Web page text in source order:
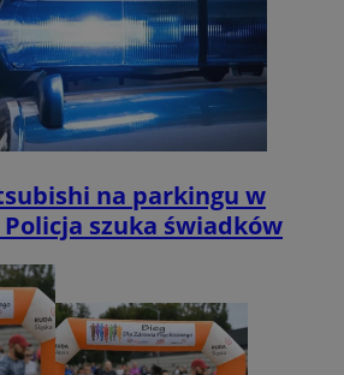
na parkingu w
szuka świadków